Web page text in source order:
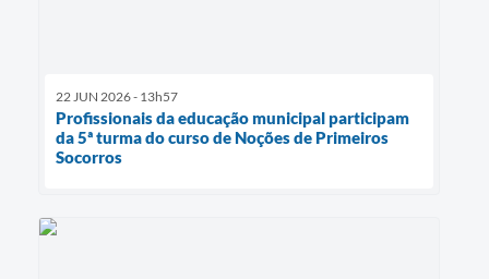
22 JUN 2026 - 13h57
Profissionais da educação municipal participam
da 5ª turma do curso de Noções de Primeiros
Socorros